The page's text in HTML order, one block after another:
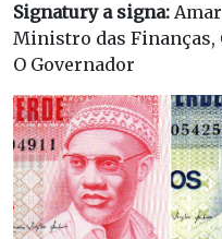
Signatury a signa:
Ministro das
O Governador